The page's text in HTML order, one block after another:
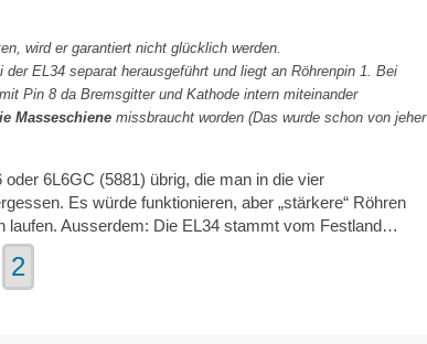
wird er garantiert nicht glücklich werden.
EL34 separat herausgeführt und liegt an Röhrenpin 1. Bei
Pin 8 da Bremsgitter und Kathode intern miteinander
Masseschiene missbraucht worden (Das wurde schon von jeher
6L6GC (5881) übrig, die man in die vier
Es würde funktionieren, aber „stärkere“ Röhren
laufen. Ausserdem: Die EL34 stammt vom Festland…
2